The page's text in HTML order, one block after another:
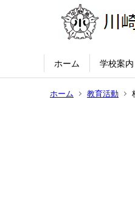
ホーム 学校案内
ホーム 教育活動